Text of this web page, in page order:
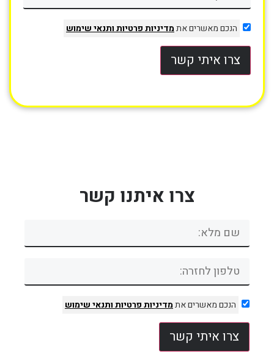
הנכם מאשרים אתמדיניות פרטיותותנאי שימוש
צרו איתי קשר
צרו איתנו קשר
הנכם מאשרים אתמדיניות פרטיותותנאי שימוש
צרו איתי קשר